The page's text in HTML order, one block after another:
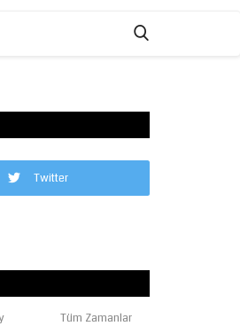
Twitter
Tüm Zamanlar